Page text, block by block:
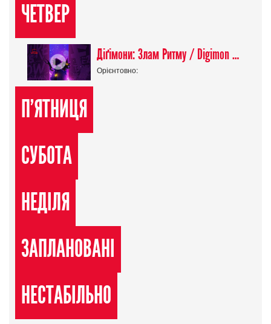
ЧЕТВЕР
Діґімони: Злам Ритму / Digimon Beatbreak
Орієнтовно:
П'ЯТНИЦЯ
СУБОТА
НЕДІЛЯ
ЗАПЛАНОВАНІ
НЕСТАБІЛЬНО